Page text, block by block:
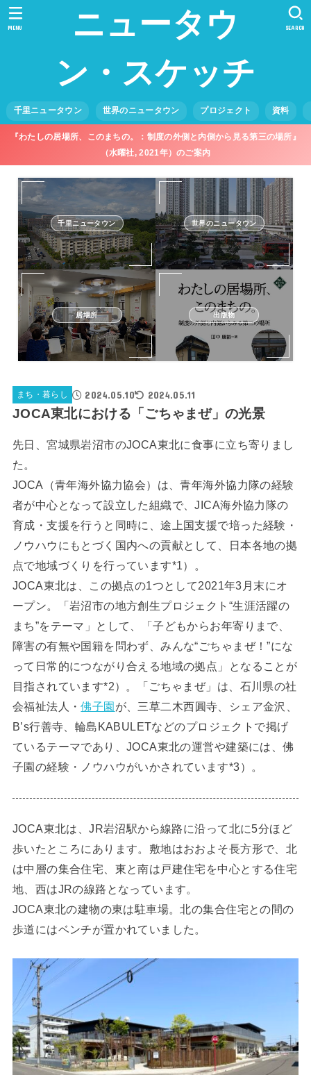
ニュータウ
ン・スケッチ
千里ニュータウン 世界のニュータウン プロジェクト 資料
SEARCH
MENU
『わたしの居場所、このまちの。：制度の外側と内側から見る第三の場所』
（水曜社, 2021年）のご案内
千里ニュータウン 世界のニュータウン
居場所 出版物
まち・暮らし 2024.05.10 2024.05.11
JOCA東北における「ごちゃまぜ」の光景
先日、宮城県岩沼市のJOCA東北に食事に立ち寄りまし
た。
JOCA（青年海外協力協会）は、青年海外協力隊の経験
者が中心となって設立した組織で、JICA海外協力隊の
育成・支援を行うと同時に、途上国支援で培った経験・
ノウハウにもとづく国内への貢献として、日本各地の拠
点で地域づくりを行っています*1）。
JOCA東北は、この拠点の1つとして2021年3月末にオ
ープン。「岩沼市の地方創生プロジェクト“生涯活躍の
まち”をテーマ」として、「子どもからお年寄りまで、
障害の有無や国籍を問わず、みんな“ごちゃまぜ！”にな
って日常的につながり合える地域の拠点」となることが
目指されています*2）。「ごちゃまぜ」は、石川県の社
会福祉法人・佛子園が、三草二木西圓寺、シェア金沢、
B’s行善寺、輪島KABULETなどのプロジェクトで掲げ
ているテーマであり、JOCA東北の運営や建築には、佛
子園の経験・ノウハウがいかされています*3）。
JOCA東北は、JR岩沼駅から線路に沿って北に5分ほど
歩いたところにあります。敷地はおおよそ長方形で、北
は中層の集合住宅、東と南は戸建住宅を中心とする住宅
地、西はJRの線路となっています。
JOCA東北の建物の東は駐車場。北の集合住宅との間の
歩道にはベンチが置かれていました。